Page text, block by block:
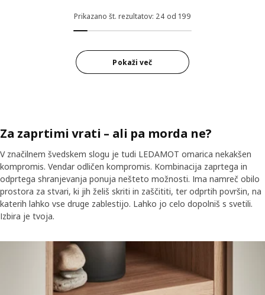
Prikazano št. rezultatov: 24 od 199
Pokaži več
Za zaprtimi vrati – ali pa morda ne?
V značilnem švedskem slogu je tudi LEDAMOT omarica nekakšen
kompromis. Vendar odličen kompromis. Kombinacija zaprtega in
odprtega shranjevanja ponuja nešteto možnosti. Ima namreč obilo
prostora za stvari, ki jih želiš skriti in zaščititi, ter odprtih površin, na
katerih lahko vse druge zablestijo. Lahko jo celo dopolniš s svetili.
Izbira je tvoja.